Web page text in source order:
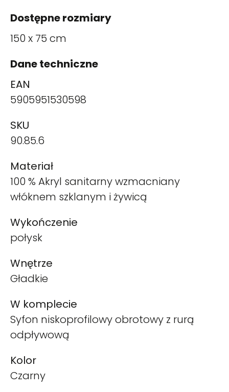
Dostępne rozmiary
150 x 75 cm
Dane techniczne
EAN
5905951530598
SKU
90.85.6
Materiał
100 % Akryl sanitarny wzmacniany
włóknem szklanym i żywicą
Wykończenie
połysk
Wnętrze
Gładkie
W komplecie
Syfon niskoprofilowy obrotowy z rurą
odpływową
Kolor
Czarny